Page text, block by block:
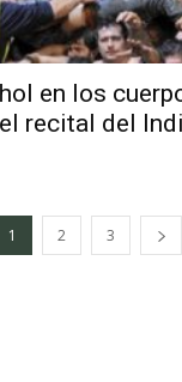
en los
recital del
1 2 3